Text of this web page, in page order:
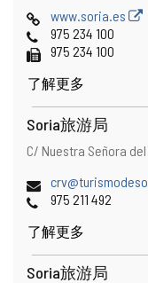
地
址
网
页
www.soria.es
电
话
975 234 100
传
真
975 234 100
了解更多
Soria旅游局
地
邮
地
址
C/ Nuestra Señora
电
子
件
地
址
电
975 211 492
了解更多
Soria旅游局